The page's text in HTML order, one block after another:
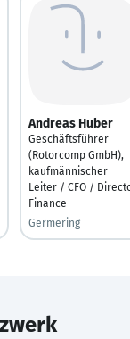
Andreas Huber
Geschäftsführer
(Rotorcomp GmbH),
kaufmännischer
Leiter / CFO /
Finance
Germering